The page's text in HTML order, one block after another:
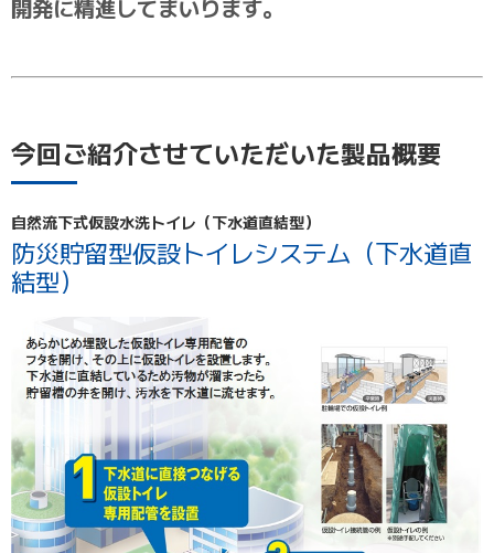
開発に精進してまいります。
今回ご紹介させていただいた製品概要
自然流下式仮設水洗トイレ（下水道直結型）
防災貯留型仮設トイレシステム（下水道直
結型）